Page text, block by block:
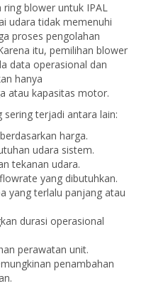
ring blower untuk IPAL
udara tidak memenuhi
proses pengolahan
itu, pemilihan blower
data operasional dan
hanya
atau kapasitas motor.
sering terjadi antara lain:
harga.
udara sistem.
tekanan udara.
yang dibutuhkan.
yang terlalu panjang atau
durasi operasional
perawatan unit.
penambahan